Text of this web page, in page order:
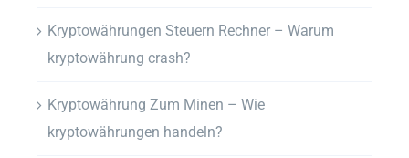
Kryptowährungen Steuern Rechner – Warum
kryptowährung crash?
Kryptowährung Zum Minen – Wie
kryptowährungen handeln?